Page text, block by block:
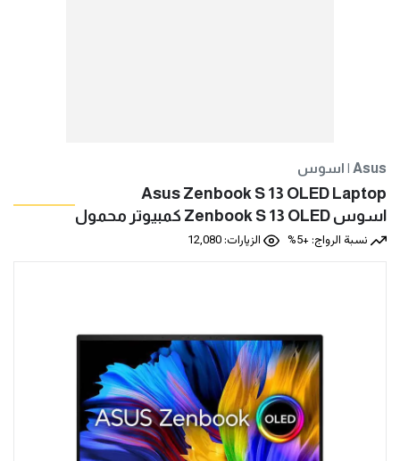
اسوس | Asus
Asus Zenbook S 13 OLED Laptop
اسوس‎‎ ‎Zenbook S ‎13‎‎ ‎OLED‎ ‎كمبيوتر محمول‎
نسبة الرواج: +5%
الزيارات: 12,080